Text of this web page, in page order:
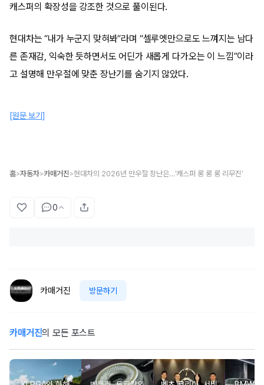
캐스퍼의 확장성을 강조한 것으로 풀이된다.
현대차는 “내가 누군지 맞혀봐”라며 “셀루엣만으로도 느껴지는 남다
른 존재감, 익숙한 듯하면서도 어딘가 새롭게 다가오는 이 느낌”이라
고 설명해 만우절에 맞춘 장난기를 숨기지 않았다.
[원문 보기]
홈>자동차>카매거진 >현대차의 2026년 만우절 장난은…’캐스퍼 롱 롱 롱 리무진’
0
카매거진 방문하기
카매거진의 모든 포스트